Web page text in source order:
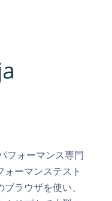
フォーマンス専門
ーマンステスト
ラウザを使い、